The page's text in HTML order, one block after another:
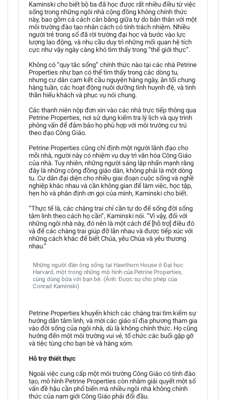
Kaminski cho biết bộ ba đã học được rất nhiều điều từ việc
sống trong những ngôi nhà cộng đồng không chính thức
này, bao gồm cả cách cân bằng giữa tự do bản thân với một
môi trường đào tạo nhân cách có tính trách nhiệm. Nhiều
người trẻ trong số đã rời trường đại học và bước vào lực
lượng lao động, và nhu cầu duy trì những mối quan hệ tích
cực như vậy ngày càng khó tìm thấy trong “thế giới thực”.
Không có “quy tắc sống” chính thức nào tại các nhà Petrine
Properties như bạn có thể tìm thấy trong các dòng tu,
nhưng cư dân cam kết cầu nguyện hàng ngày, ăn tối chung
hàng tuần, các hoạt động nuôi dưỡng tình huynh đệ, và tinh
thần hiếu khách và phục vụ nói chung.
Các thanh niên nộp đơn xin vào các nhà trực tiếp thông qua
Petrine Properties, nơi sử dụng kiểm tra lý lịch và quy trình
phỏng vấn để đảm bảo họ phù hợp với môi trường cư trú
theo đạo Công Giáo.
Petrine Properties cũng chỉ định một người lãnh đạo cho
mỗi nhà, người này có nhiệm vụ duy trì văn hóa Công Giáo
của nhà. Tuy nhiên, những người sáng lập nhấn mạnh rằng
đây là những cộng đồng giáo dân, không phải là một dòng
tu. Cư dân đại diện cho nhiều giai đoạn cuộc sống và nghề
nghiệp khác nhau và cần không gian để làm việc, học tập,
hẹn hò và phân định ơn gọi của mình, Kaminski cho biết.
“Thực tế là, các chàng trai chỉ cần tự do để sống đời sống
tâm linh theo cách họ cần”, Kaminski nói. “Vì vậy, đối với
những ngôi nhà này, đó nên là một cách để [hỗ trợ] điều đó
và để các chàng trai giúp đỡ lẫn nhau và được tiếp xúc với
những cách khác để biết Chúa, yêu Chúa và yêu thương
nhau.”
Những người đàn ông sống tại Hawthorn House ở Đại học
Harvard, một trong những mô hình của Petrine Properties,
cùng dùng bữa với bạn bè. (Ảnh: Được sự cho phép của
Conrad Kaminski)
Petrine Properties khuyến khích các chàng trai tìm kiếm sự
hướng dẫn tâm linh, và mời các giáo sĩ địa phương tham gia
vào đời sống của ngôi nhà, dù là không chính thức. Họ cũng
hướng đến một môi trường vui vẻ, tổ chức các buổi gặp gỡ
và tiệc tùng cho bạn bè và hàng xóm.
Hỗ trợ thiết thực
Ngoài việc cung cấp một môi trường Công Giáo có tính đào
tạo, mô hình Petrine Properties còn nhằm giải quyết một số
vấn đề hậu cần phổ biến mà nhiều ngôi nhà không chính
thức của nam giới Công Giáo phải đối đầu.